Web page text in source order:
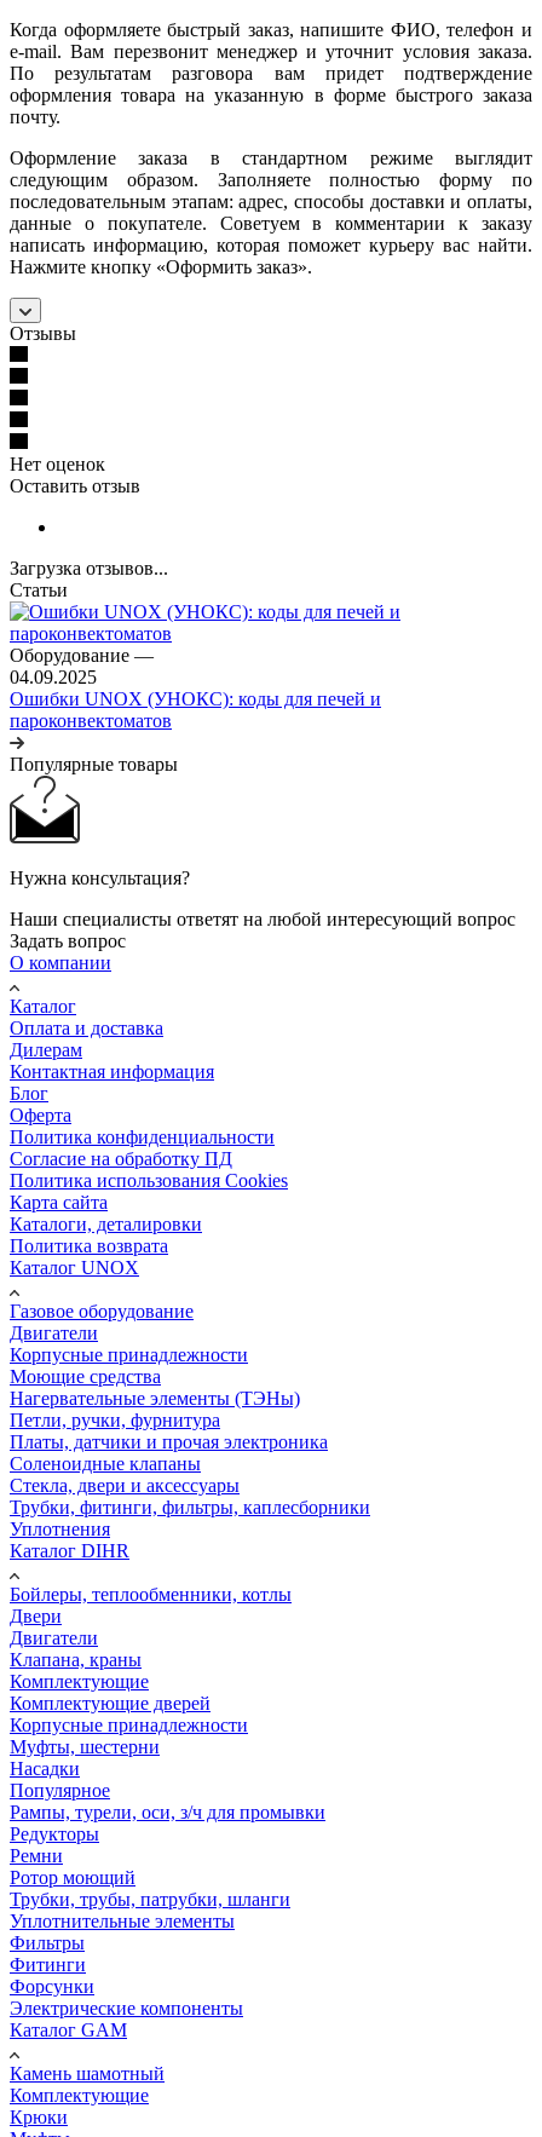
Когда оформляете быстрый заказ, напишите ФИО, телефон и
e-mail. Вам перезвонит менеджер и уточнит условия заказа.
По результатам разговора вам придет подтверждение
оформления товара на указанную в форме быстрого заказа
почту.
Оформление заказа в стандартном режиме выглядит
следующим образом. Заполняете полностью форму по
последовательным этапам: адрес, способы доставки и оплаты,
данные о покупателе. Советуем в комментарии к заказу
написать информацию, которая поможет курьеру вас найти.
Нажмите кнопку «Оформить заказ».
Отзывы
Нет оценок
Оставить отзыв
Загрузка отзывов...
Статьи
Оборудование —
04.09.2025
Ошибки UNOX (УНОКС): коды для печей и
пароконвектоматов
Популярные товары
Нужна консультация?
Наши специалисты ответят на любой интересующий вопрос
Задать вопрос
О компании
Каталог
Оплата и доставка
Дилерам
Контактная информация
Блог
Оферта
Политика конфиденциальности
Согласие на обработку ПД
Политика использования Cookies
Карта сайта
Каталоги, деталировки
Политика возврата
Каталог UNOX
Газовое оборудование
Двигатели
Корпусные принадлежности
Моющие средства
Нагервательные элементы (ТЭНы)
Петли, ручки, фурнитура
Платы, датчики и прочая электроника
Соленоидные клапаны
Стекла, двери и аксессуары
Трубки, фитинги, фильтры, каплесборники
Уплотнения
Каталог DIHR
Бойлеры, теплообменники, котлы
Двери
Двигатели
Клапана, краны
Комплектующие
Комплектующие дверей
Корпусные принадлежности
Муфты, шестерни
Насадки
Популярное
Рампы, турели, оси, з/ч для промывки
Редукторы
Ремни
Ротор моющий
Трубки, трубы, патрубки, шланги
Уплотнительные элементы
Фильтры
Фитинги
Форсунки
Электрические компоненты
Каталог GAM
Камень шамотный
Комплектующие
Крюки